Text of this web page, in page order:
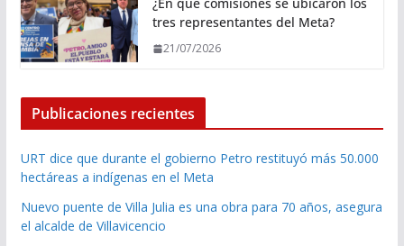
tres representantes del Meta?
21/07/2026
Publicaciones recientes
URT dice que durante el gobierno Petro restituyó más 50.000
hectáreas a indígenas en el Meta
Nuevo puente de Villa Julia es una obra para 70 años, asegura
el alcalde de Villavicencio